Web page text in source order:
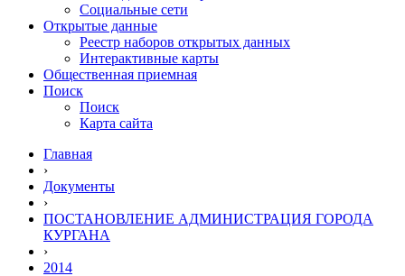
Социальные сети
Открытые данные
Реестр наборов открытых данных
Интерактивные карты
Общественная приемная
Поиск
Поиск
Карта сайта
Главная
›
Документы
›
ПОСТАНОВЛЕНИЕ АДМИНИСТРАЦИЯ ГОРОДА
КУРГАНА
›
2014